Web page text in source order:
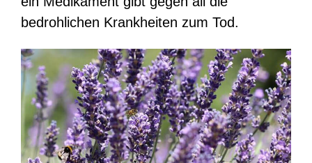
bedrohlichen Krankheiten zum Tod.